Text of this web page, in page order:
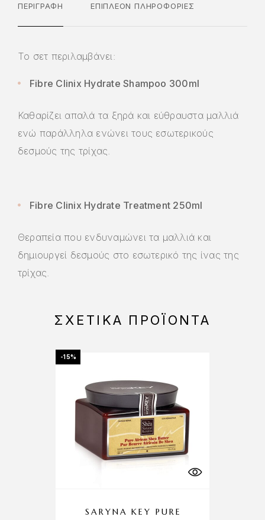
ΠΕΡΙΓΡΑΦΉ ΕΠΙΠΛΈΟΝ ΠΛΗΡΟΦΟΡΊΕΣ
Το σετ περιλαμβάνει:
Fibre Clinix Hydrate Shampoo 300ml
Καθαρίζει απαλά τα ξηρά και εύθραυστα μαλλιά
ενώ παράλληλα ενώνει τους εσωτερικούς
δεσμούς της τρίχας.
Fibre Clinix Hydrate Treatment 250ml
Θεραπεία που ενδυναμώνει τα μαλλιά και
δημιουργεί δεσμούς στο εσωτερικό της ίνας της
τρίχας.
ΣΧΕΤΙΚΆ ΠΡΟΪΌΝΤΑ
-15%
SARYNA KEY PURE